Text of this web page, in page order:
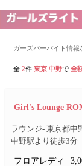
ガーズバーバイト情報
全2件東京 中野で全
Girl's Lounge
ラウンジ- 東京都
中野駅より徒歩3分
フロアレディ